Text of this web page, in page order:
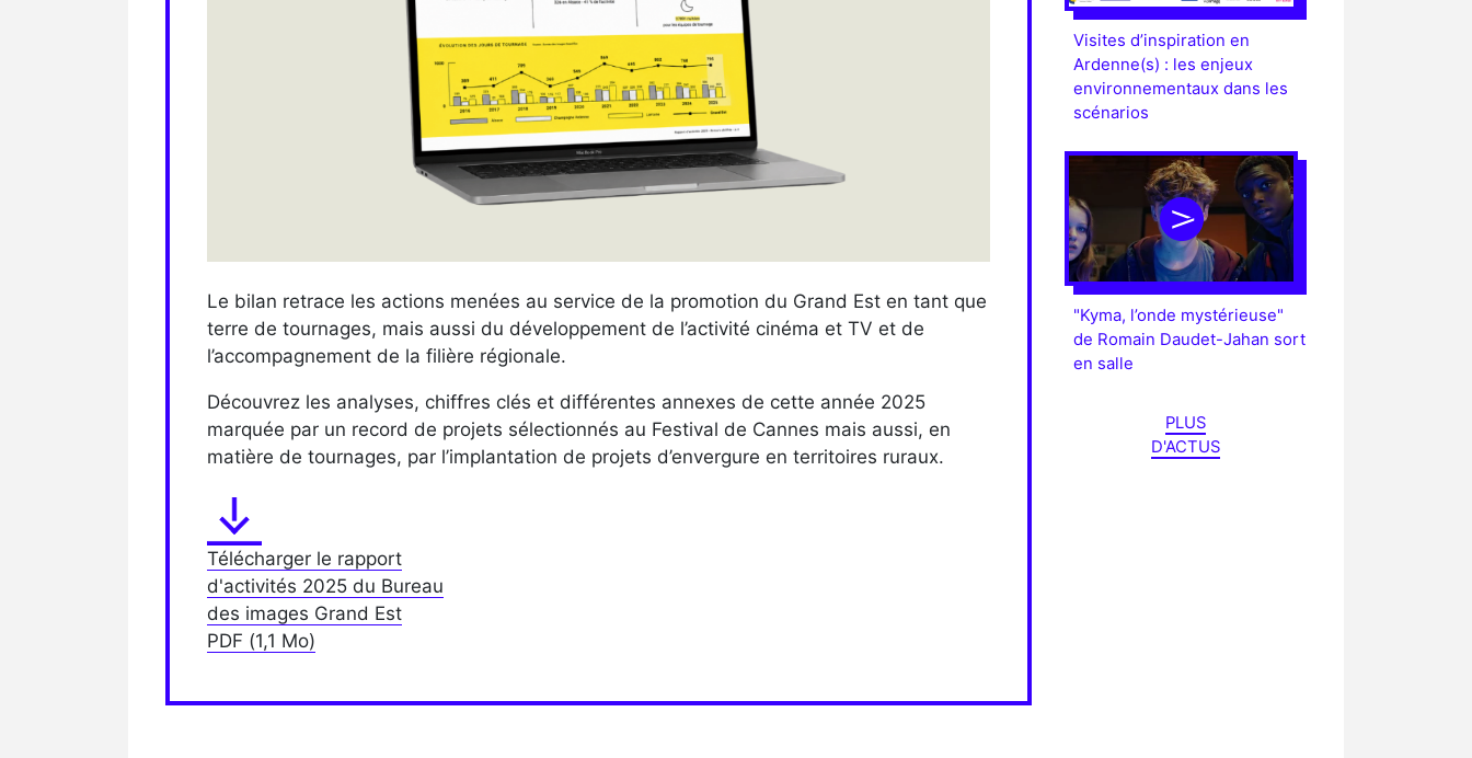
Le bilan retrace les actions menées au service de la promotion du Grand Est en tant que
terre de tournages, mais aussi du développement de l’activité cinéma et TV et de
l’accompagnement de la filière régionale.
Découvrez les analyses, chiffres clés et différentes annexes de cette année 2025
marquée par un record de projets sélectionnés au Festival de Cannes mais aussi, en
matière de tournages, par l’implantation de projets d’envergure en territoires ruraux.
Télécharger le rapport
d'activités 2025 du Bureau
des images Grand Est
PDF (1,1 Mo)
Visites d’inspiration en
Ardenne(s) : les enjeux
environnementaux dans les
scénarios
"Kyma, l’onde mystérieuse"
de Romain Daudet-Jahan sort
en salle
PLUS
D'ACTUS